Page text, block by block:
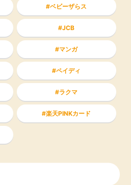
ベビーザらス
JCB
マンガ
ペイディ
ラクマ
楽天PINKカード